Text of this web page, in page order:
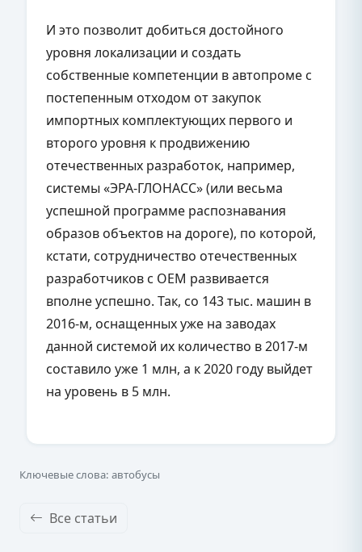
И это позволит добиться достойного
уровня локализации и создать
собственные компетенции в автопроме с
постепенным отходом от закупок
импортных комплектующих первого и
второго уровня к продвижению
отечественных разработок, например,
системы «ЭРА-ГЛОНАСС» (или весьма
успешной программе распознавания
образов объектов на дороге), по которой,
кстати, сотрудничество отечественных
разработчиков с ОЕМ развивается
вполне успешно. Так, со 143 тыс. машин в
2016-м, оснащенных уже на заводах
данной системой их количество в 2017-м
составило уже 1 млн, а к 2020 году выйдет
на уровень в 5 млн.
Ключевые слова: автобусы
Все статьи